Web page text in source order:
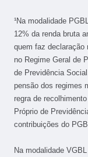
¹Na modalidade
12% da renda bruta
quem faz declaração
no Regime Geral de
de Previdência
pensão dos regimes
regra de
Próprio de
contribuições do
Na modalidade